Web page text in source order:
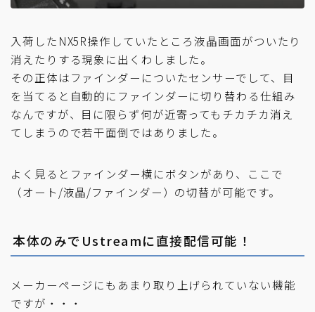
入荷したNX5R操作していたところ液晶画面がついたり
消えたりする現象に出くわしました。
その正体はファインダーについたセンサーでして、目
を当てると自動的にファインダーに切り替わる仕組み
なんですが、目に限らず何が近寄ってもチカチカ消え
てしまうので若干面倒ではありました。
よく見るとファインダー横にボタンがあり、ここで
（オート/液晶/ファインダー）の切替が可能です。
本体のみでUstreamに直接配信可能！
メーカーページにもあまり取り上げられていない機能
ですが・・・